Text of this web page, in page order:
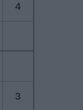
4
3